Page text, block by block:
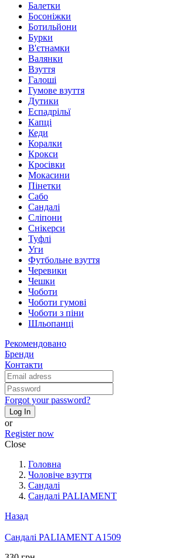
Балетки
Босоніжки
Ботильйони
Бурки
В'єтнамки
Валянки
Взуття
Галоші
Гумове взуття
Дутики
Еспадрільї
Капці
Кеди
Коралки
Крокси
Кросівки
Мокасини
Пінетки
Сабо
Сандалі
Сліпони
Снікерси
Туфлі
Уги
Футбольне взуття
Черевики
Чешки
Чоботи
Чоботи гумові
Чоботи з піни
Шльопанці
Рекомендовано
Бренди
Контакти
Forgot your password?
Log In
or
Register now
Close
Головна
Чоловіче взуття
Сандалі
Сандалі PALIAMENT
Назад
Сандалі PALIAMENT A1509